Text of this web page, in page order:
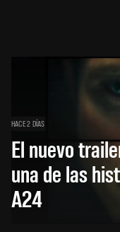
HACE 2 DÍAS
El nuevo
una de las
A24